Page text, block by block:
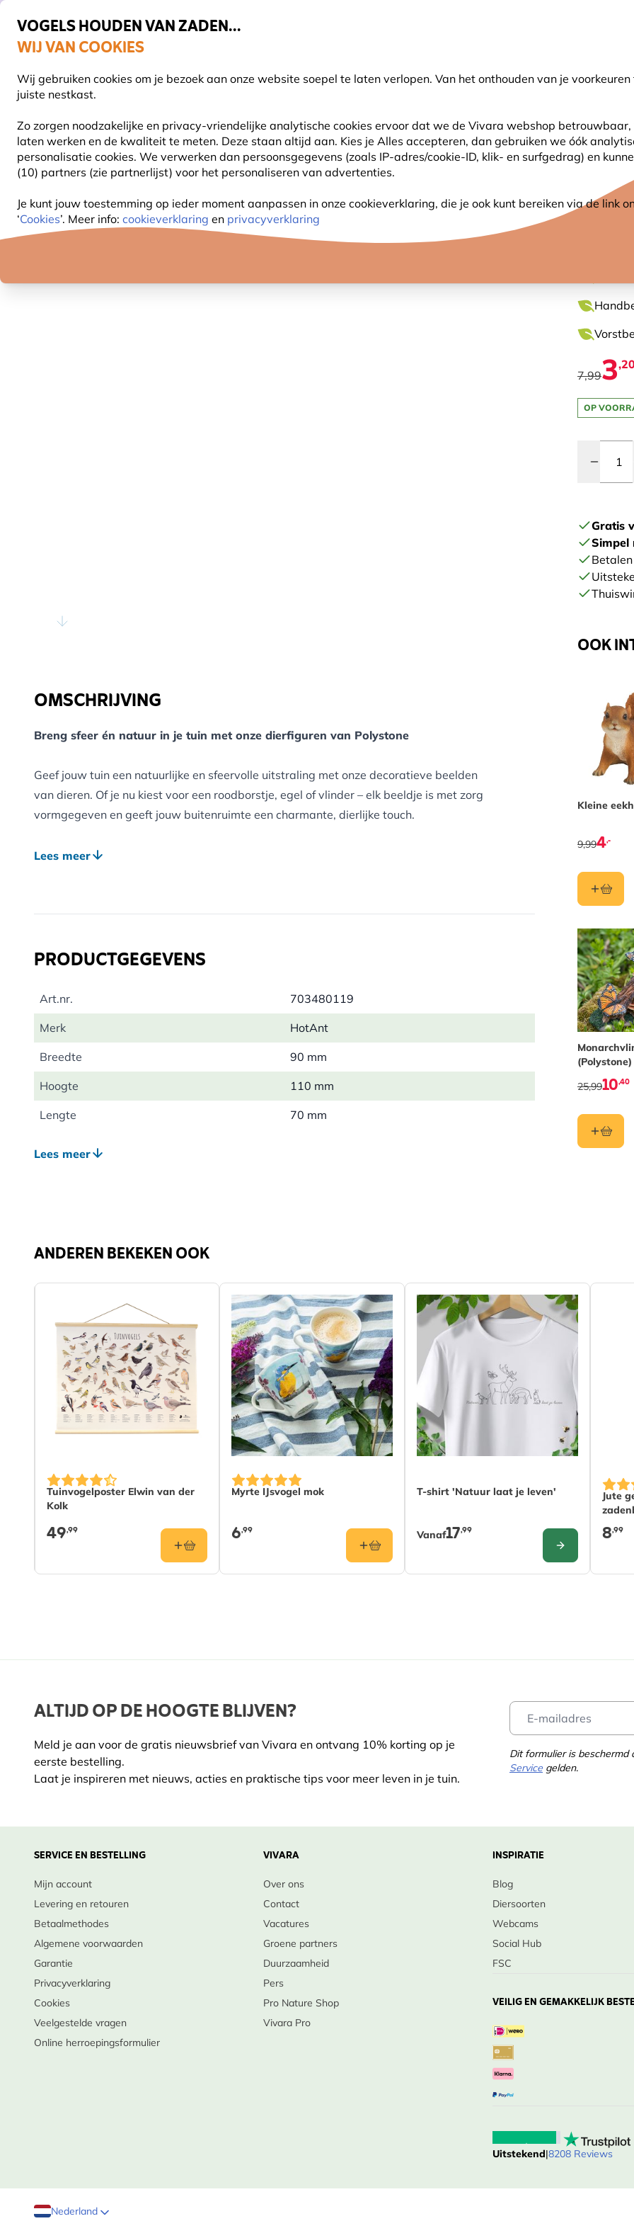
VOGELS HOUDEN VAN ZADEN...
WIJ VAN COOKIES
Wij gebruiken cookies om je bezoek aan onze website soepel te laten verlopen. Van het onthouden van je
juiste nestkast.
Zo zorgen noodzakelijke en privacy-vriendelijke analytische cookies ervoor dat we de Vivara webshop betrouwbaar,
laten werken en de kwaliteit te meten. Deze staan altijd aan. Kies je Alles accepteren, dan gebruiken we óók
personalisatie cookies. We verwerken dan persoonsgegevens (zoals IP-adres/cookie-ID, klik- en surfgedrag) en
(10) partners (zie partnerlijst) voor het personaliseren van advertenties.
Je kunt jouw toestemming op ieder moment aanpassen in onze cookieverklaring, die je ook kunt bereiken via de link
‘Cookies’. Meer info: cookieverklaring en privacyverklaring
Uitstekend beoordeeld in 11 landen
Gratis thuisbezorgd vanaf €49
Zoeken
VOGELVOER VOEDERSYSTEMEN VOGELHUISJES ANDERE DIEREN PLANTEN
60% KORTING
7,993,20
OP
Gratis
Simpel
OOK
Kleine
4,-
9,99
(Polystone)
10,40
25,99
OMSCHRIJVING
Breng sfeer én natuur in je tuin met onze dierfiguren van Polystone
Geef jouw tuin een natuurlijke en sfeervolle uitstraling met onze decoratieve beelden
van dieren. Of je nu kiest voor een roodborstje, egel of vlinder – elk beeldje is met zorg
vormgegeven en geeft jouw buitenruimte een charmante, dierlijke touch.
De beelden zijn vervaardigd uit Polystone: een duurzaam en weerbestendig materiaal
Plaats ze op een tuintafel, tussen het groen of bij je voederplek – waar je ze ook
Lees meer
PRODUCTGEGEVENS
Art.nr. 703480119
Merk HotAnt
Breedte 90 mm
Hoogte 110 mm
Lengte 70 mm
Lees meer
ANDEREN BEKEKEN OOK
Tuinvogelposter Elwin van der
Kolk
49,99
Myrte IJsvogel mok
6,99
T-shirt 'Natuur laat je leven'
De prijs is afhankelijk van de gekozen
Vanaf17,99
CONFIGURE
Jute
8,99
ALTIJD OP DE HOOGTE BLIJVEN?
Meld je aan voor de gratis nieuwsbrief van Vivara en ontvang 10% korting op je
eerste bestelling.
Laat je inspireren met nieuws, acties en praktische tips voor meer leven in je tuin.
Dit formulier is beschermd
Service gelden.
SERVICE EN BESTELLING
Mijn account
Levering en retouren
Betaalmethodes
Algemene voorwaarden
Garantie
Privacyverklaring
Cookies
Veelgestelde vragen
Online herroepingsformulier
VIVARA
Over ons
Contact
Vacatures
Groene partners
Duurzaamheid
Pers
Pro Nature Shop
Vivara Pro
INSPIRATIE
Blog
Diersoorten
Webcams
Social Hub
FSC
VEILIG EN GEMAKKELIJK
Uitstekend|8208 Reviews
Nederland